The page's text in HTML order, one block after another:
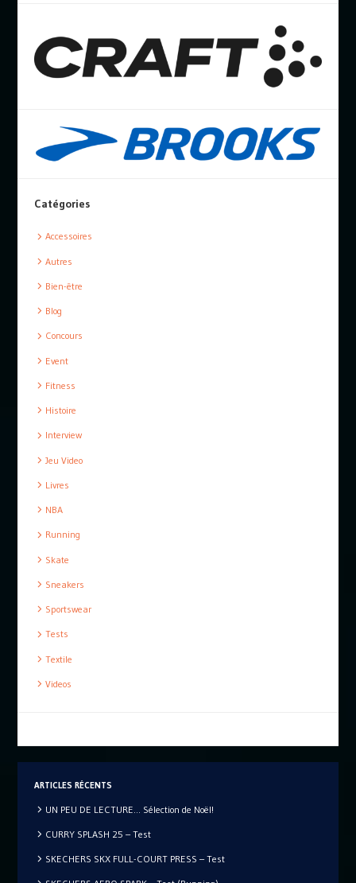
Catégories
Accessoires
Autres
Bien-être
Blog
Concours
Event
Fitness
Histoire
Interview
Jeu Video
Livres
NBA
Running
Skate
Sneakers
Sportswear
Tests
Textile
Videos
ARTICLES RÉCENTS
UN PEU DE LECTURE… Sélection de Noël!
CURRY SPLASH 25 – Test
SKECHERS SKX FULL-COURT PRESS – Test